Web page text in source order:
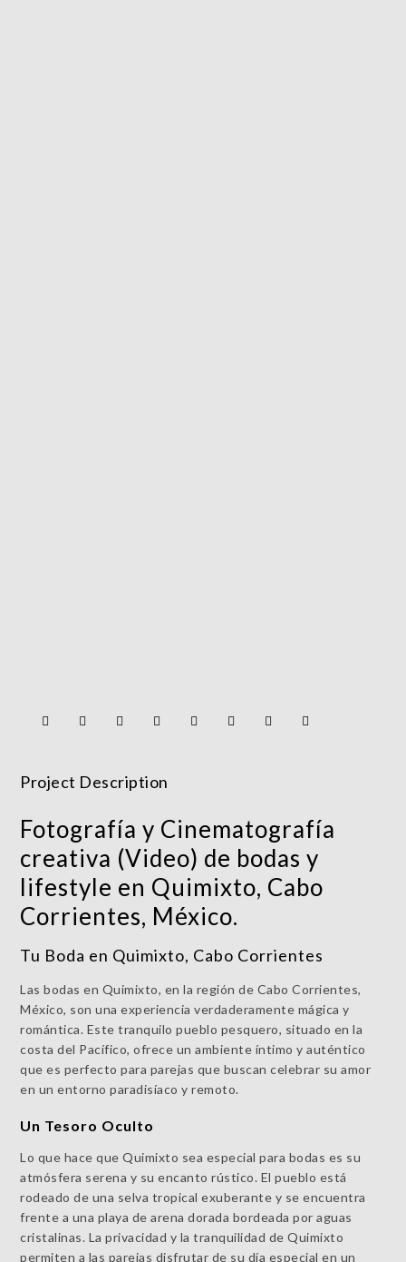
Project Description
Fotografía y Cinematografía
creativa (Video) de bodas y
lifestyle en Quimixto, Cabo
Corrientes, México.
Tu Boda en Quimixto, Cabo Corrientes
Las bodas en Quimixto, en la región de Cabo Corrientes,
México, son una experiencia verdaderamente mágica y
romántica. Este tranquilo pueblo pesquero, situado en la
costa del Pacífico, ofrece un ambiente íntimo y auténtico
que es perfecto para parejas que buscan celebrar su amor
en un entorno paradisíaco y remoto.
Un Tesoro Oculto
Lo que hace que Quimixto sea especial para bodas es su
atmósfera serena y su encanto rústico. El pueblo está
rodeado de una selva tropical exuberante y se encuentra
frente a una playa de arena dorada bordeada por aguas
cristalinas. La privacidad y la tranquilidad de Quimixto
permiten a las parejas disfrutar de su día especial en un